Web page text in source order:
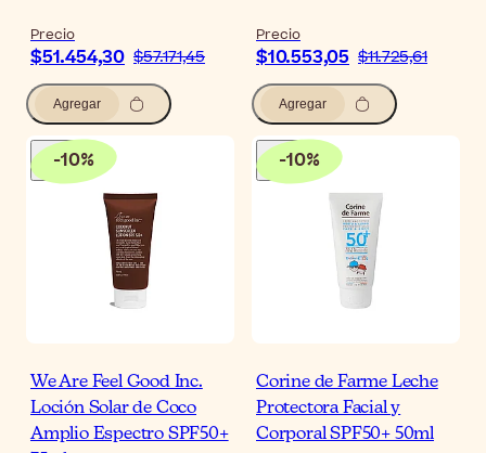
Precio
$51.454,30 $57.171,45
Agregar
Precio
$10.553,05 $11.725,61
Agregar
-10%
We Are Feel Good Inc.
Loción Solar de Coco
Amplio Espectro SPF50+
-10%
Corine de Farme Leche
Protectora Facial y
Corporal SPF50+ 50ml